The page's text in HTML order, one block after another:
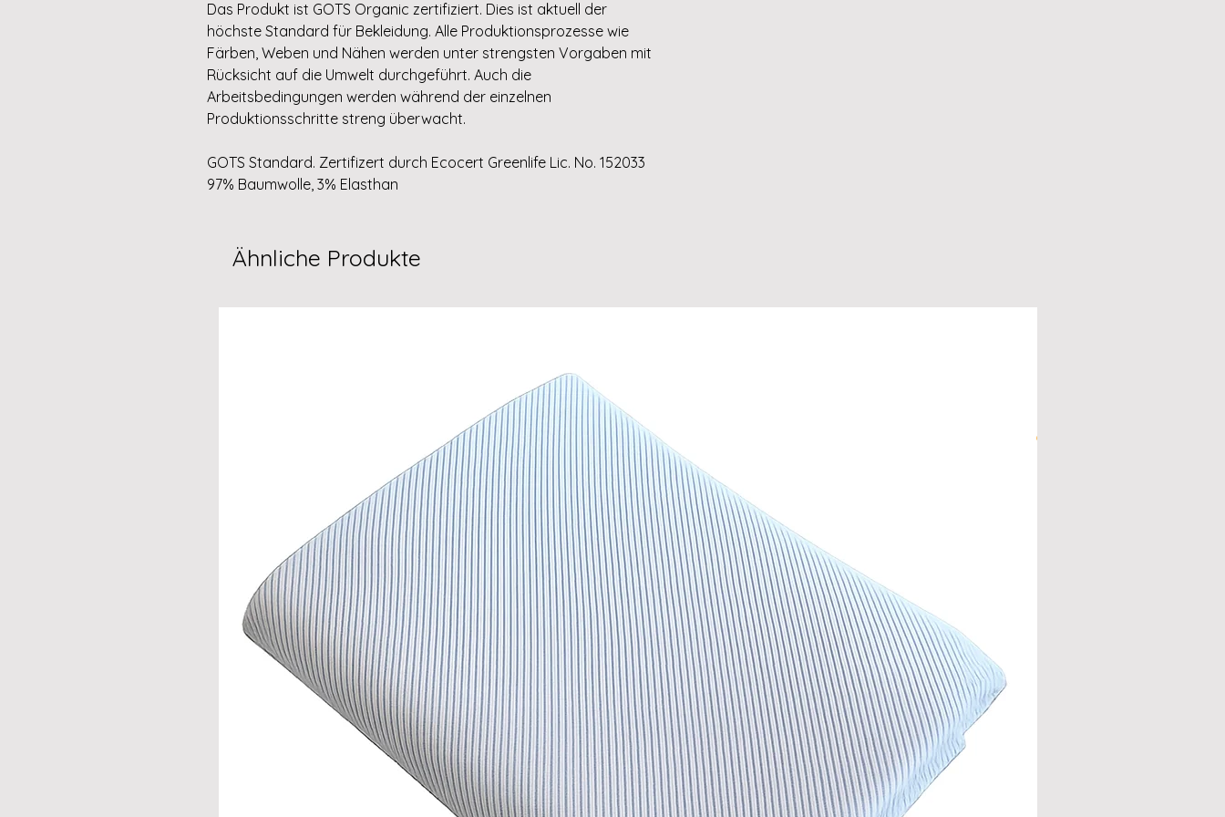
Das Produkt ist GOTS Organic zertifiziert. Dies ist aktuell der
höchste Standard für Bekleidung. Alle Produktionsprozesse wie
Färben, Weben und Nähen werden unter strengsten Vorgaben mit
Rücksicht auf die Umwelt durchgeführt. Auch die
Arbeitsbedingungen werden während der einzelnen
Produktionsschritte streng überwacht.
GOTS Standard. Zertifizert durch Ecocert Greenlife Lic. No. 152033
97% Baumwolle, 3% Elasthan
Ähnliche Produkte